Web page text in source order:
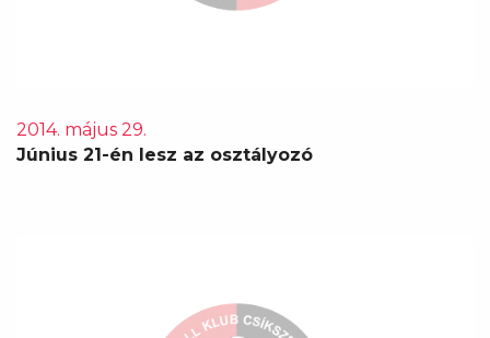
2014. május 29.
Június 21-én lesz az osztályozó